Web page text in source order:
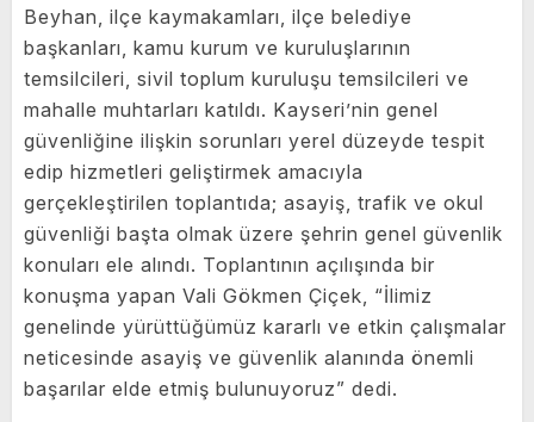
Beyhan, ilçe kaymakamları, ilçe belediye
başkanları, kamu kurum ve kuruluşlarının
temsilcileri, sivil toplum kuruluşu temsilcileri ve
mahalle muhtarları katıldı. Kayseri’nin genel
güvenliğine ilişkin sorunları yerel düzeyde tespit
edip hizmetleri geliştirmek amacıyla
gerçekleştirilen toplantıda; asayiş, trafik ve okul
güvenliği başta olmak üzere şehrin genel güvenlik
konuları ele alındı. Toplantının açılışında bir
konuşma yapan Vali Gökmen Çiçek, “İlimiz
genelinde yürüttüğümüz kararlı ve etkin çalışmalar
neticesinde asayiş ve güvenlik alanında önemli
başarılar elde etmiş bulunuyoruz” dedi.